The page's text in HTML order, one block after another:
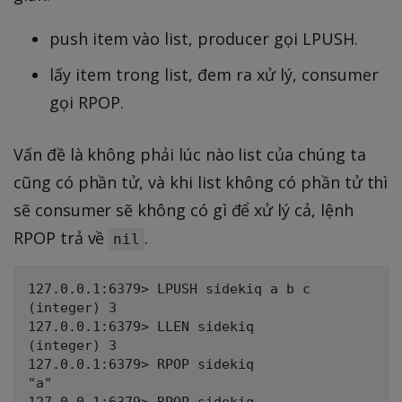
push item vào list, producer gọi LPUSH.
lấy item trong list, đem ra xử lý, consumer
gọi RPOP.
Vấn đề là không phải lúc nào list của chúng ta
cũng có phần tử, và khi list không có phần tử thì
sẽ consumer sẽ không có gì để xử lý cả, lệnh
RPOP trả về
nil .
127.0.0.1:6379> LPUSH sidekiq a b c
(integer) 3
127.0.0.1:6379> LLEN sidekiq
(integer) 3
127.0.0.1:6379> RPOP sidekiq
"a"